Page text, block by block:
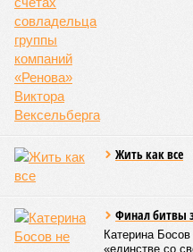
только
возникаютновые? Даст ли
Белозёров?
Гарник Туманян,
– Вероятно, в случае
инициировать новый
подобно трамповскому
европейская концессия для
доходы от эксплуатации
минус в таком же
(74% – Вашингтону, 26% –